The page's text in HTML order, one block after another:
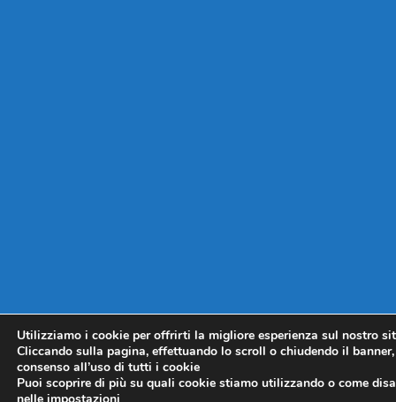
Utilizziamo i cookie per offrirti la migliore esperienza sul nostro
Cliccando sulla pagina, effettuando lo scroll o chiudendo il
consenso all’uso di tutti i cookie
Puoi scoprire di più su quali cookie stiamo utilizzando o come